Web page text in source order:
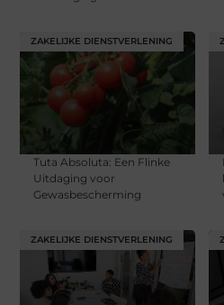
ZAKELIJKE DIENSTVERLENING
Tuta Absoluta: Een Flinke
Uitdaging voor
Gewasbescherming
ZAKELIJKE DIENSTVERLENING